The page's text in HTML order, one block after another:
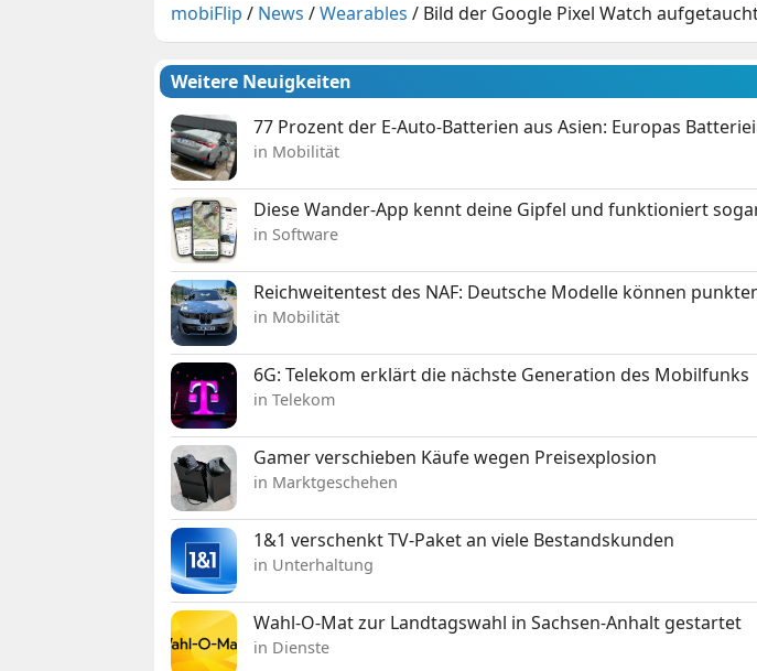
mobiFlip / News /Wearables / Bild der Google Pixel Watch
Weitere Neuigkeiten
77 Prozent der E-Auto-Batterien aus Asien: Europas
in Mobilität
Diese Wander-App kennt deine Gipfel und funktioniert
in Software
Reichweitentest des NAF: Deutsche Modelle können
in Mobilität
6G: Telekom erklärt die nächste Generation des Mobilfunks
in Telekom
Gamer verschieben Käufe wegen Preisexplosion
in Marktgeschehen
1&1 verschenkt TV-Paket an viele Bestandskunden
in Unterhaltung
Wahl-O-Mat zur Landtagswahl in Sachsen-Anhalt gestartet
in Dienste